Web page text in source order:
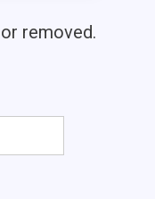
removed.